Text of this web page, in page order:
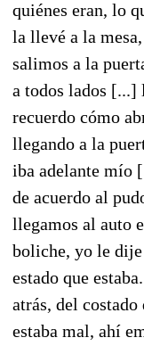
quiénes eran, lo
la llevé a la
salimos a la
a todos lados
recuerdo cómo
llegando a la
iba adelante mío
de acuerdo al
llegamos al auto
boliche, yo le dije
estado que
atrás, del costado
estaba mal, ahí